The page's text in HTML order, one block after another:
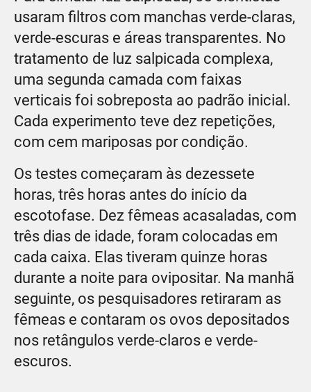
usaram filtros com manchas verde-claras,
verde-escuras e áreas transparentes. No
tratamento de luz salpicada complexa,
uma segunda camada com faixas
verticais foi sobreposta ao padrão inicial.
Cada experimento teve dez repetições,
com cem mariposas por condição.
Os testes começaram às dezessete
horas, três horas antes do início da
escotofase. Dez fêmeas acasaladas, com
três dias de idade, foram colocadas em
cada caixa. Elas tiveram quinze horas
durante a noite para ovipositar. Na manhã
seguinte, os pesquisadores retiraram as
fêmeas e contaram os ovos depositados
nos retângulos verde-claros e verde-
escuros.